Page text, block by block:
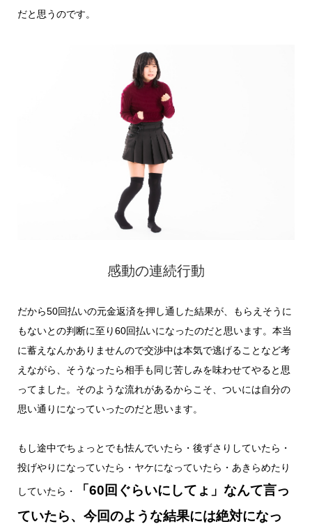
だと思うのです。
感動の連続行動
だから50回払いの元金返済を押し通した結果が、もらえそうに
もないとの判断に至り60回払いになったのだと思います。本当
に蓄えなんかありませんので交渉中は本気で逃げることなど考
えながら、そうなったら相手も同じ苦しみを味わせてやると思
ってました。そのような流れがあるからこそ、ついには自分の
思い通りになっていったのだと思います。
もし途中でちょっとでも怯んでいたら・後ずさりしていたら・
投げやりになっていたら・ヤケになっていたら・あきらめたり
していたら・
「60回ぐらいにしてょ」なんて言っ
ていたら、今回のような結果には絶対になっ